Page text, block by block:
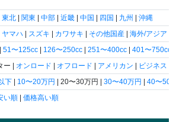
東北 | 関東 | 中部 | 近畿 | 中国 | 四国 | 九州 | 沖縄
ヤマハ | スズキ | カワサキ | その他国産 | 海外/アジア
| 51〜125cc | 126〜250cc | 251〜400cc | 401〜750cc
ー | オンロード | オフロード | アメリカン | ビジネス
下 | 10〜20万円 | 20〜30万円 | 30〜40万円 | 40〜50
い順 | 価格高い順